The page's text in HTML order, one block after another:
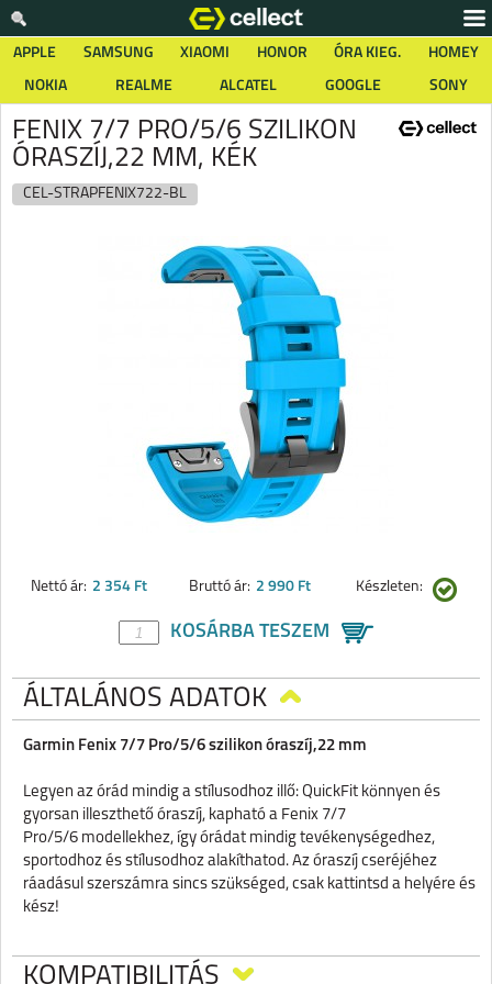
APPLE SAMSUNG XIAOMI HONOR ÓRA KIEG.
HOMEY
NOKIA
REALME ALCATEL GOOGLE SONY
FENIX 7/7 PRO/5/6 SZILIKON
ÓRASZÍJ,22 MM, KÉK
CEL-STRAPFENIX722-BL
Nettó ár: 2 354 Ft Bruttó ár: 2 990 Ft Készleten:
KOSÁRBA TESZEM
ÁLTALÁNOS ADATOK
Garmin Fenix 7/7 Pro/5/6 szilikon óraszíj,22 mm
Legyen az órád mindig a stílusodhoz illő: QuickFit könnyen és
gyorsan illeszthető óraszíj, kapható a Fenix 7/7
Pro/5/6 modellekhez, így órádat mindig tevékenységedhez,
sportodhoz és stílusodhoz alakíthatod. Az óraszíj cseréjéhez
ráadásul szerszámra sincs szükséged, csak kattintsd a helyére és
kész!
KOMPATIBILITÁS